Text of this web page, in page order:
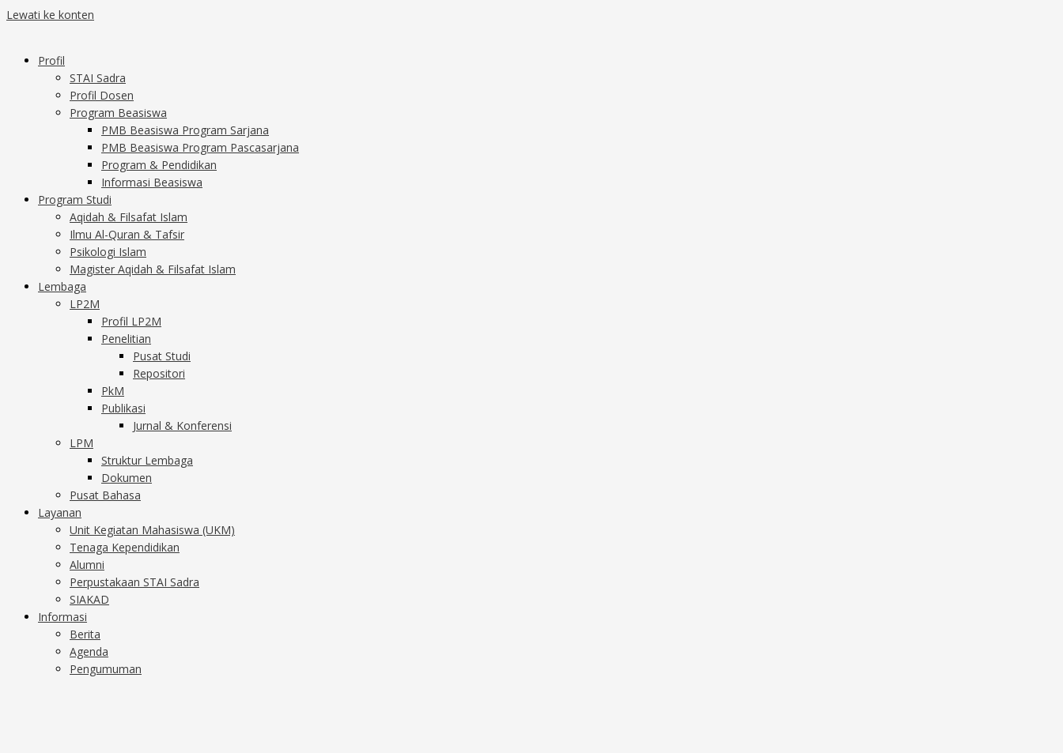
Lewati ke konten
Profil
STAI Sadra
Profil Dosen
Program Beasiswa
PMB Beasiswa Program Sarjana
PMB Beasiswa Program Pascasarjana
Program & Pendidikan
Informasi Beasiswa
Program Studi
Aqidah & Filsafat Islam
Ilmu Al-Quran & Tafsir
Psikologi Islam
Magister Aqidah & Filsafat Islam
Lembaga
LP2M
Profil LP2M
Penelitian
Pusat Studi
Repositori
PkM
Publikasi
Jurnal & Konferensi
LPM
Struktur Lembaga
Dokumen
Pusat Bahasa
Layanan
Unit Kegiatan Mahasiswa (UKM)
Tenaga Kependidikan
Alumni
Perpustakaan STAI Sadra
SIAKAD
Informasi
Berita
Agenda
Pengumuman